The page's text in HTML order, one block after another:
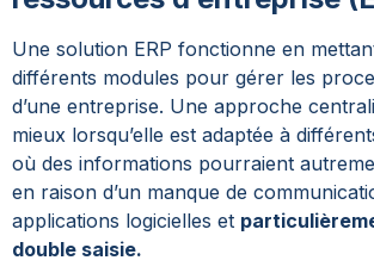
Une solution ERP fonctionne en
différents modules pour gérer les
d’une entreprise. Une approche
mieux lorsqu’elle est adaptée à
où des informations pourraient
en raison d’un manque de
applications logicielles et
double saisie.